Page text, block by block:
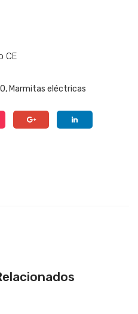
CE
, Marmitas eléctricas